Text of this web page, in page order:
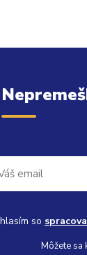
so
Môžete sa